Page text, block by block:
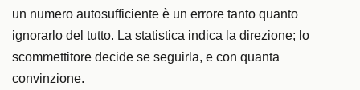
un numero autosufficiente è un errore tanto quanto
ignorarlo del tutto. La statistica indica la direzione; lo
scommettitore decide se seguirla, e con quanta
convinzione.